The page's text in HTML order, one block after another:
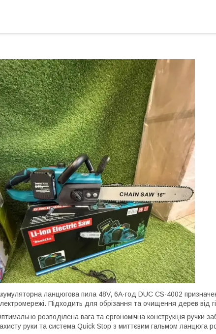
ланцюгова пила 48V, 6А·год DUC CS-4002
Підходить для обрізання та очищення дерев від
розподілена вага та ергономічна конструкція ручки
руки та система Quick Stop з миттєвим гальмом ланцюга